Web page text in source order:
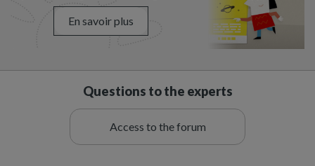
En savoir plus
Questions to the experts
Access to the forum